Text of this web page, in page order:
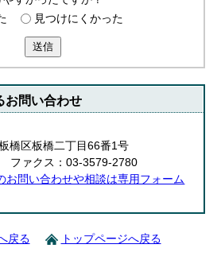
見つけにくかった
送信
お問い合わせ
橋区板橋二丁目66番1号
ファクス：03-3579-2780
お問い合わせや相談は専用フォーム
戻る トップページへ戻る